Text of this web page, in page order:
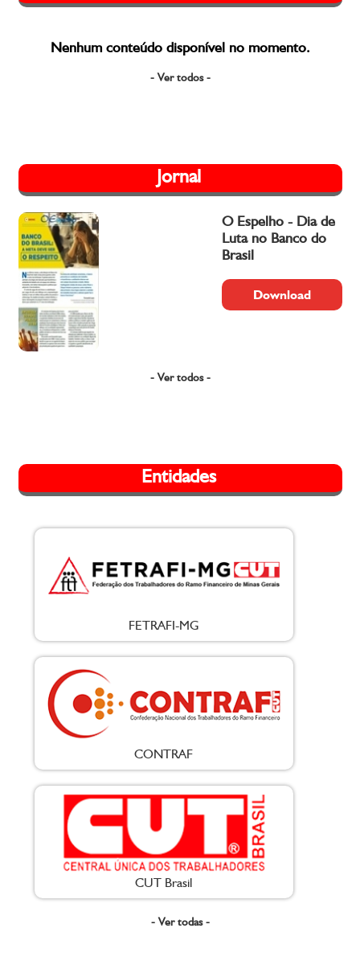
Nenhum conteúdo disponível no momento.
- Ver todos -
Jornal
O Espelho - Dia de
Luta no Banco do
Brasil
Download
- Ver todos -
Entidades
FETRAFI-MG
CONTRAF
CUT Brasil
- Ver todas -